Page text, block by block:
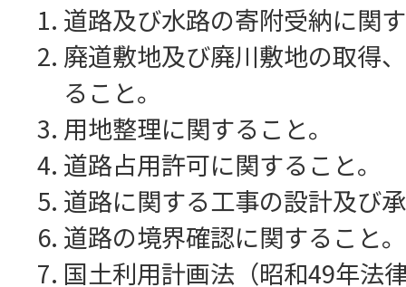
道路及び水路の寄附受納に関
廃道敷地及び廃川敷地の取得
ること。
用地整理に関すること。
道路占用許可に関すること。
道路に関する工事の設計及び
道路の境界確認に関すること。
国土利用計画法（昭和49年法